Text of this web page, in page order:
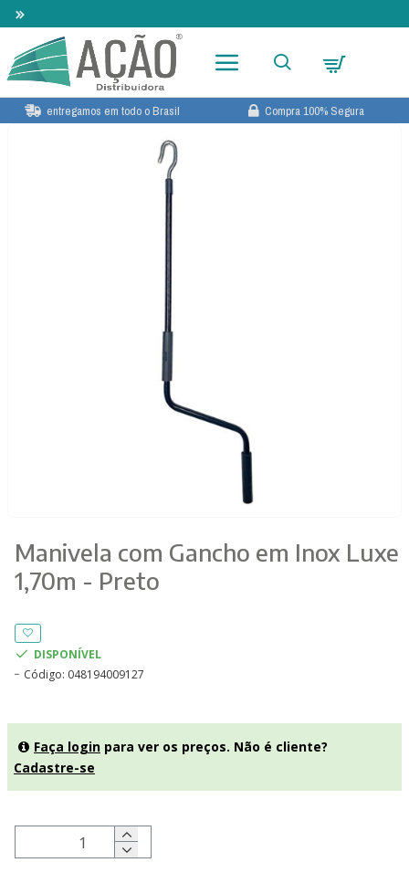
entregamos em todo o Brasil Compra 100% Segura
Manivela com Gancho em Inox Luxe
1,70m - Preto
DISPONÍVEL
Código: 048194009127
Faça login para ver os preços. Não é cliente?
Cadastre-se